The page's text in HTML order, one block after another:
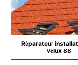
Réparateur
velux 88